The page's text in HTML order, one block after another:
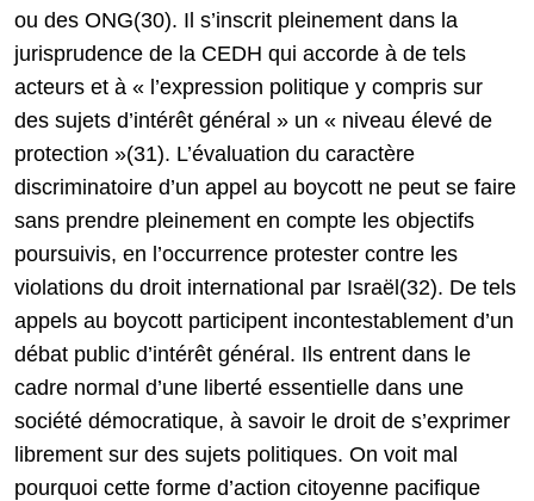
ou des ONG(30). Il s’inscrit pleinement dans la
jurisprudence de la CEDH qui accorde à de tels
acteurs et à « l’expression politique y compris sur
des sujets d’intérêt général » un « niveau élevé de
protection »(31). L’évaluation du caractère
discriminatoire d’un appel au boycott ne peut se faire
sans prendre pleinement en compte les objectifs
poursuivis, en l’occurrence protester contre les
violations du droit international par Israël(32). De tels
appels au boycott participent incontestablement d’un
débat public d’intérêt général. Ils entrent dans le
cadre normal d’une liberté essentielle dans une
société démocratique, à savoir le droit de s’exprimer
librement sur des sujets politiques. On voit mal
pourquoi cette forme d’action citoyenne pacifique